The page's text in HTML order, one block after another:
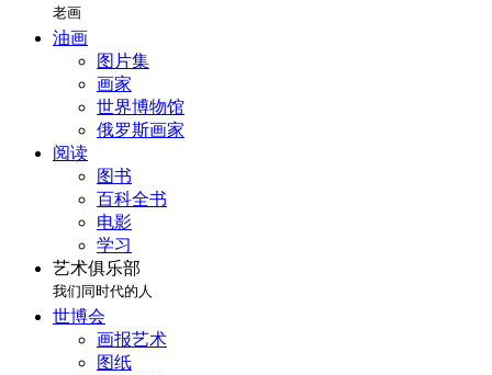
老画
油画
图片集
画家
世界博物馆
俄罗斯画家
阅读
图书
百科全书
电影
学习
艺术俱乐部
我们同时代的人
世博会
画报艺术
图纸